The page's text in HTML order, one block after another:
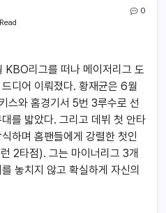
0
KBO리그를 떠나 메이저리그 도
디어 이뤄졌다. 황재균은 6월
스와 홈경기서 5번 3루수로 선
를 밟았다. 그리고 데뷔 첫 안타
하며 홈팬들에게 강렬한 첫인
2타점). 그는 마이너리그 3개
놓치지 않고 확실하게 자신의